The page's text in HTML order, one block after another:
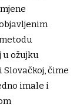
u ožujku
Slovačkoj, čime
imale i